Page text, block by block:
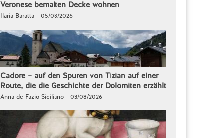
Veronese bemalten Decke wohnen
Ilaria Baratta - 05/08/2026
Cadore – auf den Spuren von Tizian auf einer
Route, die die Geschichte der Dolomiten erzählt
Anna de Fazio Siciliano - 03/08/2026